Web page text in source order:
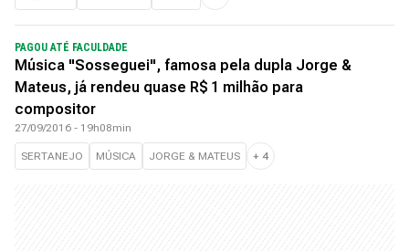
PAGOU ATÉ FACULDADE
Música "Sosseguei", famosa pela dupla Jorge &
Mateus, já rendeu quase R$ 1 milhão para
compositor
27/09/2016 - 19h08min
SERTANEJO MÚSICA JORGE & MATEUS + 4